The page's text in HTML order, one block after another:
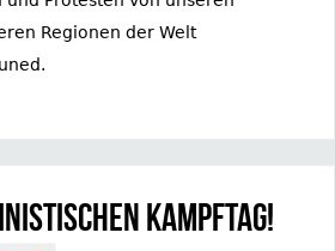
Regionen der Welt
Kampftag!